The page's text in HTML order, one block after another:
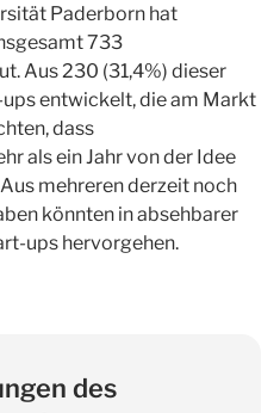
Paderborn hat
733
Aus 230 (31,4%) dieser
entwickelt, die am Markt
dass
als ein Jahr von der Idee
mehreren derzeit noch
könnten in absehbarer
ups hervorgehen.
des